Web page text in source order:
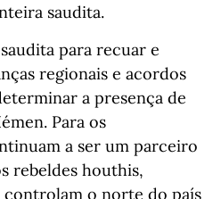
saudita.
para recuar e
regionais e acordos
a presença de
Para os
a ser um parceiro
rebeldes houthis,
controlam o norte do país